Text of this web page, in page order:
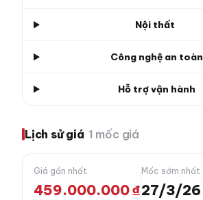
Nội thất
Công nghệ an toàn
Hỗ trợ vận hành
Lịch sử giá 1 mốc giá
Giá gần nhất
459.000.000 ₫
Mốc sớm nhất
27/3/26